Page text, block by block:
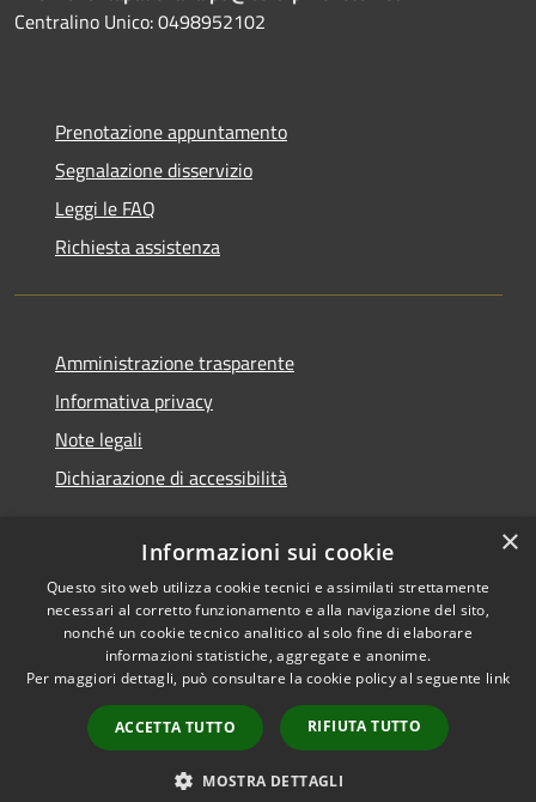
Centralino Unico: 0498952102
Prenotazione appuntamento
Segnalazione disservizio
Leggi le FAQ
Richiesta assistenza
Amministrazione trasparente
Informativa privacy
Note legali
Dichiarazione di accessibilità
RSS
Accessibilità
Cookie
Mappa del sito
Obiettivi di accessibilità
Copyright © 2026 • Comune di
Noventa Padovana • Powered
byMunicipium•
redazione
×
Informazioni sui cookie
Questo sito web utilizza cookie tecnici e assimilati strettamente
necessari al corretto funzionamento e alla navigazione del sito,
nonché un cookie tecnico analitico al solo fine di elaborare
informazioni statistiche, aggregate e anonime.
Per maggiori dettagli, può consultare la cookie policy al seguente link
ACCETTA TUTTO RIFIUTA TUTTO
MOSTRA DETTAGLI